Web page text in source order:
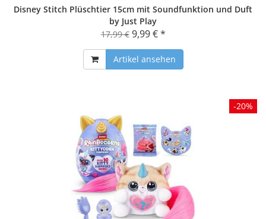
Disney Stitch Plüschtier 15cm mit Soundfunktion und Duft
by Just Play
17,99 € 9,99 € *
Artikel ansehen
-20%